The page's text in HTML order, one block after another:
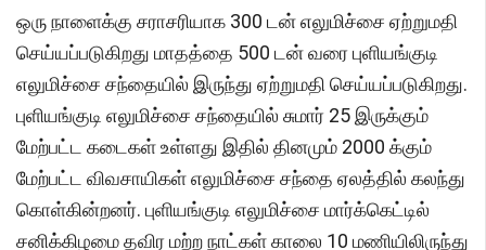
ஒரு நாளைக்கு சராசரியாக 300 டன் எலுமிச்சை ஏற்றுமதி
செய்யப்படுகிறது மாதத்தை 500 டன் வரை புளியங்குடி
எலுமிச்சை சந்தையில் இருந்து ஏற்றுமதி செய்யப்படுகிறது.
புளியங்குடி எலுமிச்சை சந்தையில் சுமார் 25 இருக்கும்
மேற்பட்ட கடைகள் உள்ளது இதில் தினமும் 2000 க்கும்
மேற்பட்ட விவசாயிகள் எலுமிச்சை சந்தை ஏலத்தில் கலந்து
கொள்கின்றனர். புளியங்குடி எலுமிச்சை மார்க்கெட்டில்
சனிக்கிழமை தவிர மற்ற நாட்கள் காலை 10 மணியிலிருந்து